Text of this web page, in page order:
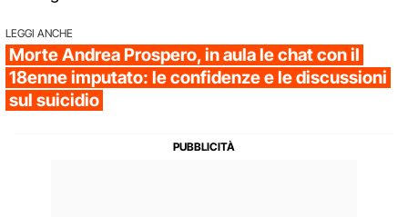
LEGGI ANCHE
Morte Andrea Prospero, in aula le chat con il
18enne imputato: le confidenze e le discussioni
sul suicidio